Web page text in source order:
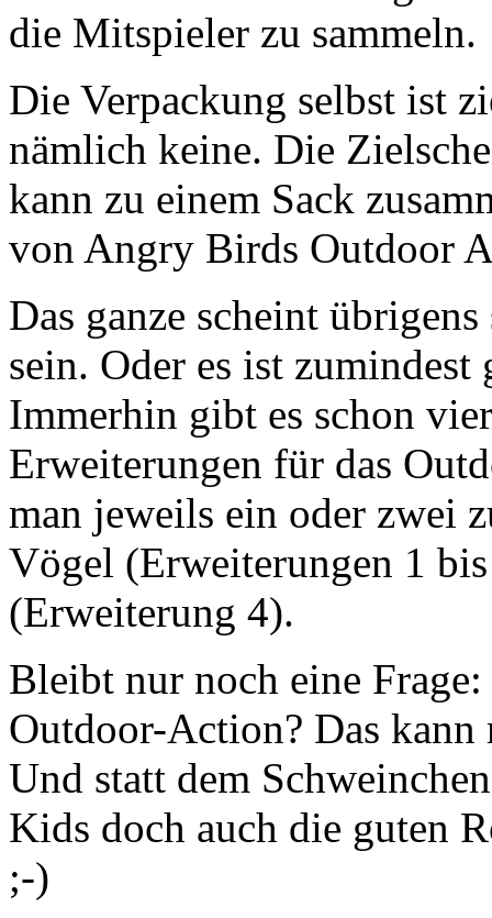
die Mitspieler zu sammeln.
Die Verpackung selbst ist
nämlich keine. Die
kann zu einem Sack
von Angry Birds Outdoor
Das ganze scheint
sein. Oder es ist
Immerhin gibt es schon
Erweiterungen für das
man jeweils ein oder zwei
Vögel (Erweiterungen 1
(Erweiterung 4).
Bleibt nur noch eine
Outdoor-Action? Das
Und statt dem
Kids doch auch die guten
;-)